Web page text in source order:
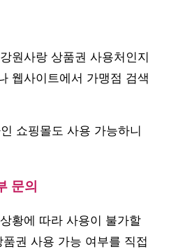
원사랑 상품권 사용처인지
웹사이트에서 가맹점 검색
쇼핑몰도 사용 가능하니
문의
황에 따라 사용이 불가할
권 사용 가능 여부를 직접